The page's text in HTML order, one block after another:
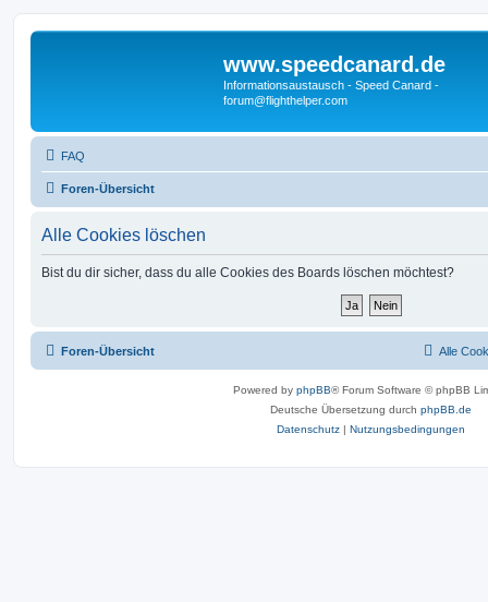
www.speedcanard.de
Informationsaustausch - Speed Canard -
forum@flighthelper.com
FAQ
Foren-Übersicht
Alle Cookies löschen
Bist du dir sicher, dass du alle Cookies des Boards löschen möchtest?
Foren-Übersicht Alle
Powered by phpBB® Forum Software © phpBB
Deutsche Übersetzung durch phpBB.de
Datenschutz | Nutzungsbedingungen